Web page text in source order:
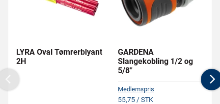
LYRA Oval Tømrerblyant
2H
GARDENA
Slangekobling 1/2 og
5/8''
Medlemspris
55,75 / STK
Previous